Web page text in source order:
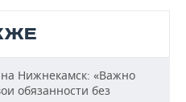
Нижнекамск: «Важно
обязанности без